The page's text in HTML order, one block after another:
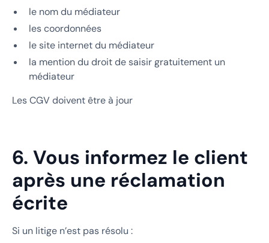
le nom du médiateur
les coordonnées
le site internet du médiateur
la mention du droit de saisir gratuitement un
médiateur
Les CGV doivent être à jour
6. Vous informez le client
après une réclamation
écrite
Si un litige n’est pas résolu :